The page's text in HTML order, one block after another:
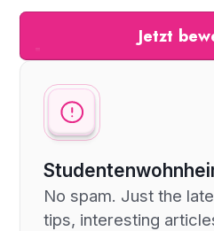
Jetzt
No spam. Just the
tips, interesting